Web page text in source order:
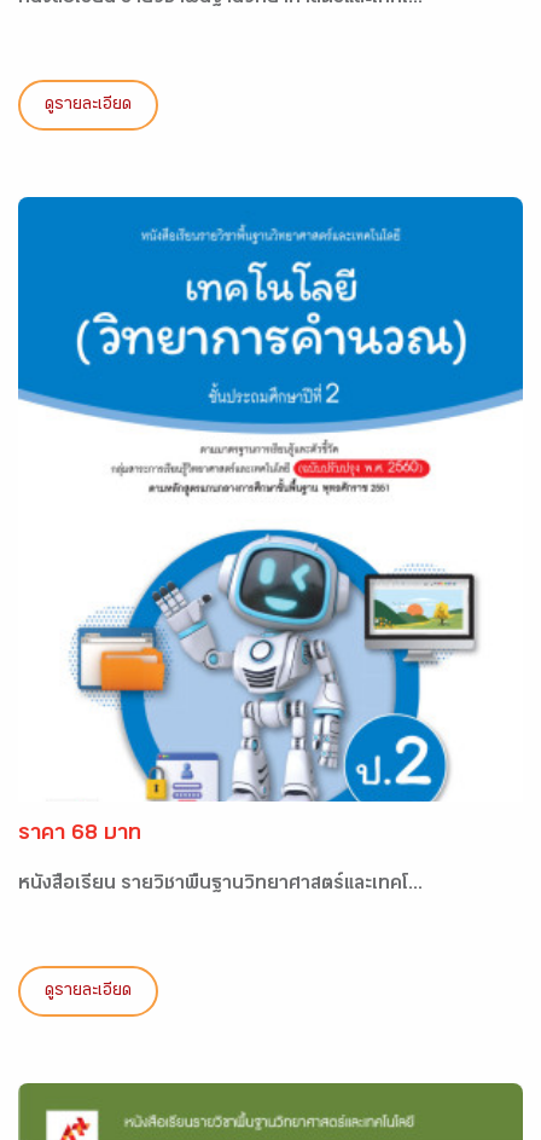
ดูรายละเอียด
ราคา 68 บาท
หนังสือเรียน รายวิชาพื้นฐานวิทยาศาสตร์และเทคโ...
ดูรายละเอียด